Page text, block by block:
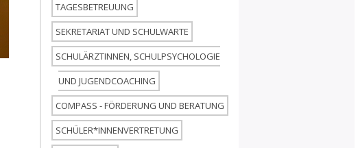
TAGESBETREUUNG
SEKRETARIAT UND SCHULWARTE
SCHULÄRZTINNEN, SCHULPSYCHOLOGIE
UND JUGENDCOACHING
COMPASS - FÖRDERUNG UND BERATUNG
SCHÜLER*INNENVERTRETUNG